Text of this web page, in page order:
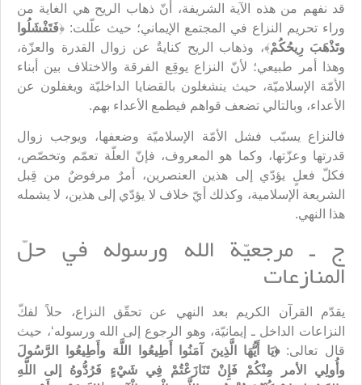
قد نفهم من هذه الآية الشريفة، أنّ ذهاب الريح هي الغاية من
وراء تحريم النزاع في المجتمع الإيماني؛ حيث علّلت: ﴿فَتَفْشَلُوا
وتَذْهَبَ رِيحُكُمْ﴾، وذهاب الريح كنايةٌ عن زوال القدرة والعزّة،
وهذا أمر طبيعي؛ لأنّ النزاع يوقِع الفرقة والاختلاف بين أبناء
الأمّة الإسلاميّة، حيث ينشغلون بالقضايا الداخليّة ويغفلون عن
الأعداء، وبالتالي تضعف قواهم فيطمع الأعداء بهم.
فالنزاع يسبّب فشل الأمّة الإسلاميّة وضعفها، ويوجب زوال
قدرتها وعزّتها، وكما هو المعروف، فإنّ العلّة تعمّم وتخصّص،
فكلّ فعلٍ يؤدّي إلى هذين العنصرين، أمرٌ مرفوضٌ من قِبل
الشريعة الإسلامية، وكذلك أيّ خلاف لا يؤدّي إلى هذين، لا يشمله
هذا النهي.
ج ـ مرجعيّة الله ورسوله في حلّ
المنازعات
يقدّم القرآن الكريم بعد النهي عن تحقّق النزاع، حلاً لفكّ
النزاعات الداخل ـ إيمانيّة، وهو الرجوع إلى الله ورسوله‘، حيث
قال تعالى:﴿يَا أَيُّهَا الَّذِينَ آمَنُوا أَطِيعُوا اللَّهَ وأَطِيعُوا الرَّسُولَ
وأُولِي الأمر مِنْكُمْ فَإِنْ تَنَازَعْتُمْ فِي شَيْءٍ فَرُدُّوهُ إلى اللَّهِ